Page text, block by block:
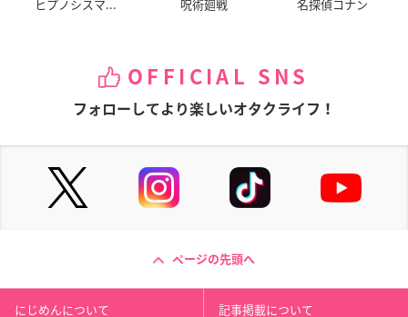
ヒプノシスマ... 呪術廻戦 名探偵コナン
OFFICIAL SNS
フォローしてより楽しいオタクライフ！
ページの先頭へ
にじめんについて 記事掲載について